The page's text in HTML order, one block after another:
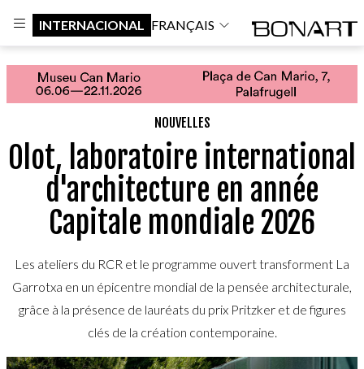
INTERNACIONAL FRANÇAIS
NOUVELLES
Olot, laboratoire international
d'architecture en année
Capitale mondiale 2026
Les ateliers du RCR et le programme ouvert transforment La
Garrotxa en un épicentre mondial de la pensée architecturale,
grâce à la présence de lauréats du prix Pritzker et de figures
clés de la création contemporaine.